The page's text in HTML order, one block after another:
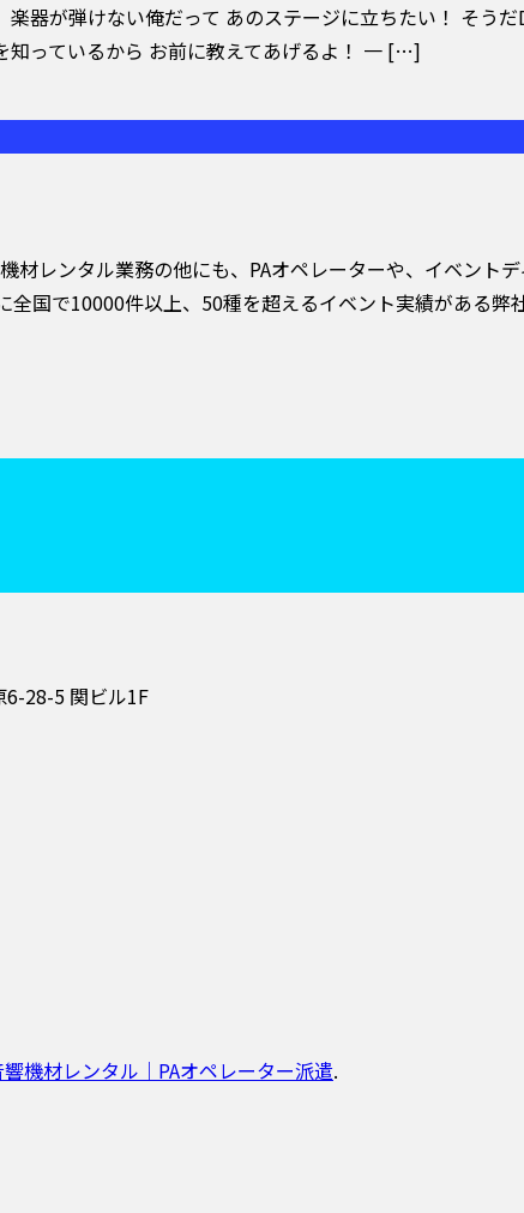
器が弾けない俺だって あのステージに立ちたい！ そう
知っているから お前に教えてあげるよ！ 一 […]
材レンタル業務の他にも、PAオペレーターや、イベント
国で10000件以上、50種を超えるイベント実績がある
28-5 関ビル1F
機材レンタル｜PAオペレーター派遣.